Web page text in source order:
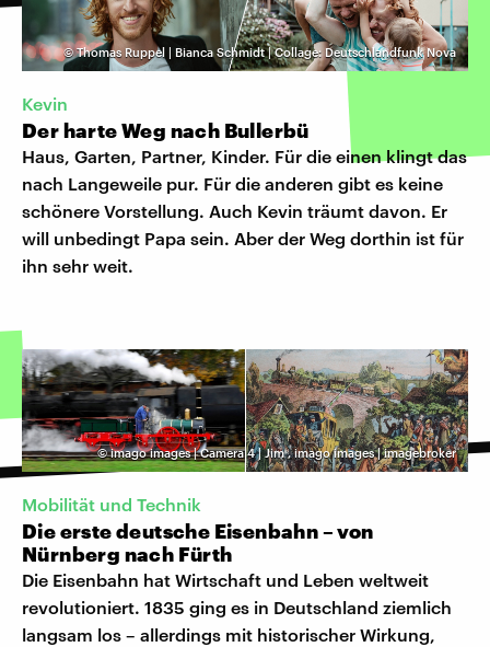
©Thomas Ruppel | Bianca Schmidt | Collage: Deutschlandfunk Nova
Kevin
Der harte Weg nach Bullerbü
Haus, Garten, Partner, Kinder. Für die einen klingt das
nach Langeweile pur. Für die anderen gibt es keine
schönere Vorstellung. Auch Kevin träumt davon. Er
will unbedingt Papa sein. Aber der Weg dorthin ist für
ihn sehr weit.
©imago images | Camera 4 | Jim,imago images | imagebroker
Mobilität und Technik
Die erste deutsche Eisenbahn – von
Nürnberg nach Fürth
Die Eisenbahn hat Wirtschaft und Leben weltweit
revolutioniert. 1835 ging es in Deutschland ziemlich
langsam los – allerdings mit historischer Wirkung,